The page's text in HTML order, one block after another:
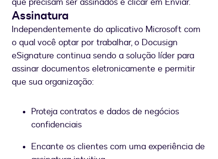
Assinatura
Independentemente do aplicativo Microsoft com
o qual você optar por trabalhar, o Docusign
eSignature continua sendo a solução líder para
assinar documentos eletronicamente e permitir
que sua organização:
Proteja contratos e dados de negócios
confidenciais
Encante os clientes com uma experiência de